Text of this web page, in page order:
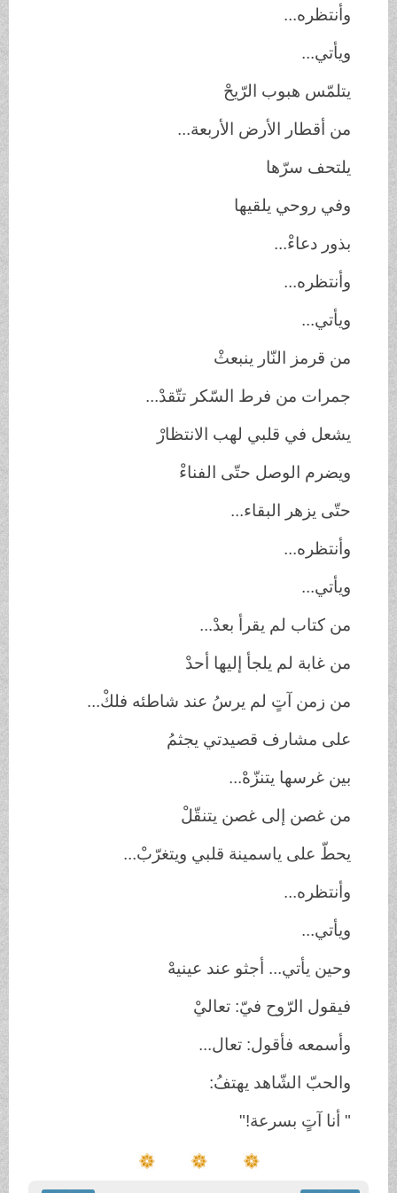
وأنتظره...
ويأتي...
يتلمّس هبوب الرّيحْ
من أقطار الأرض الأربعة...
يلتحف سرّها
وفي روحي يلقيها
بذور دعاءْ...
وأنتظره...
ويأتي...
من قرمز النّار ينبعثْ
جمرات من فرط السّكر تتّقدْ...
يشعل في قلبي لهب الانتظارْ
ويضرم الوصل حتّى الفناءْ
حتّى يزهر البقاء...
وأنتظره...
ويأتي...
من كتاب لم يقرأ بعدْ...
من غابة لم يلجأ إليها أحدْ
من زمن آتٍ لم يرسُ عند شاطئه فلكْ...
على مشارف قصيدتي يجثمُ
بين غرسها يتنزّهْ...
من غصن إلى غصن يتنقّلْ
يحطّ على ياسمينة قلبي ويتغرّبْ...
وأنتظره...
ويأتي...
وحين يأتي... أجثو عند عينيهْ
فيقول الرّوح فيّ: تعاليْ
وأسمعه فأقول: تعال...
والحبّ الشّاهد يهتفُ:
" أنا آتٍ بسرعة!"